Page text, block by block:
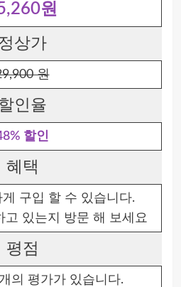
원
상가
원
인율
할인
혜택
게 구입 할 수 있습니다.
고 있는지 방문 해 보세요
평점
개의 평가가 있습니다.